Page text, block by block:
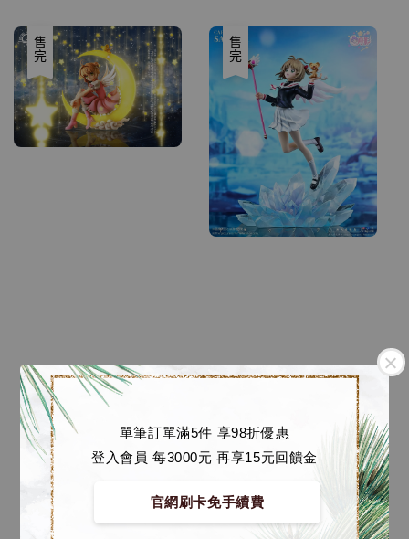
單筆訂單滿5件 享98折優惠
登入會員 每3000元 再享15元回饋金
官網刷卡免手續費
售完
【預購】庫洛魔法使 GK
售完